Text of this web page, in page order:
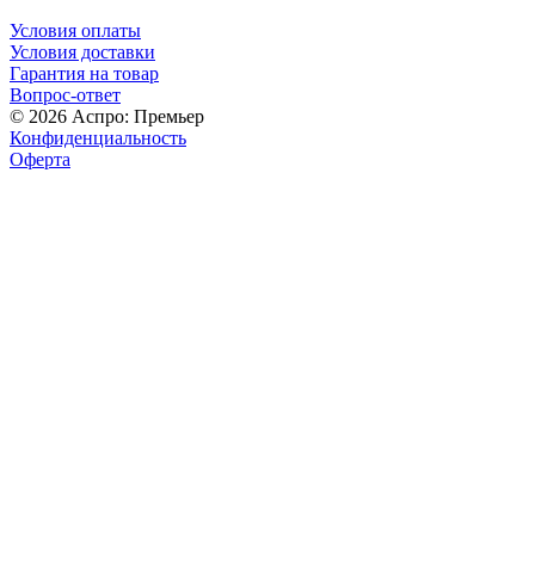
Условия оплаты
Условия доставки
Гарантия на товар
Вопрос-ответ
© 2026 Аспро: Премьер
Конфиденциальность
Оферта